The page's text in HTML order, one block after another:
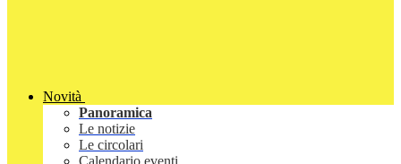
Novità
Panoramica
Le notizie
Le circolari